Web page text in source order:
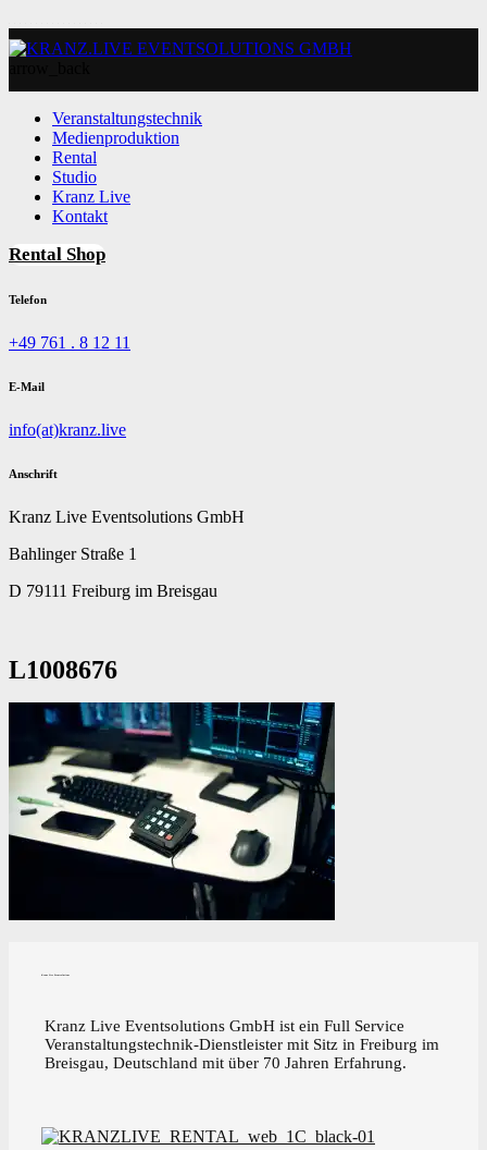
Veranstaltungstechnik
Medienproduktion
Rental
Studio
Kranz Live
Kontakt
Rental Shop
Telefon
+49 761 . 8 12 11
E-Mail
info(at)kranz.live
Anschrift
Kranz Live Eventsolutions GmbH
Bahlinger Straße 1
D 79111 Freiburg im Breisgau
L1008676
Kranz Live Eventsolutions GmbH ist ein Full Service
Veranstaltungstechnik-Dienstleister mit Sitz in Freiburg im
Breisgau, Deutschland mit über 70 Jahren Erfahrung.